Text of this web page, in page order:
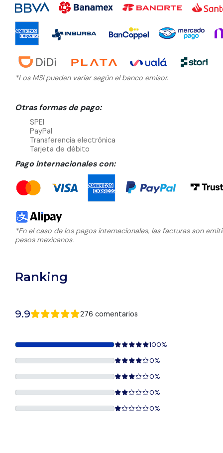
*Los MSI pueden variar según el banco emisor.
Otras formas de pago:
SPEI
PayPal
Transferencia electrónica
Tarjeta de débito
Pago internacionales con:
*En el caso de los pagos internacionales, las facturas son
pesos mexicanos.
Ranking
9.9 276 comentarios
100%
0%
0%
0%
0%